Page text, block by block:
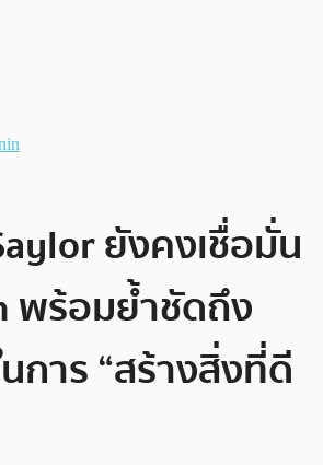
ยังคงเชื่อมั่น
พร้อมย้ำชัดถึง
การ “สร้างสิ่งที่ดี